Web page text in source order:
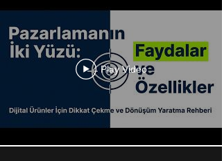
Play Video